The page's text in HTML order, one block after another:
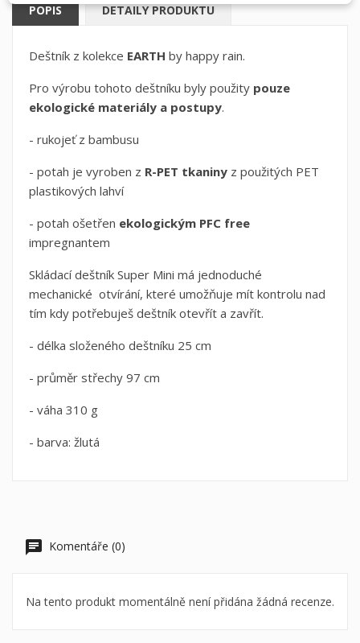
POPIS DETAILY PRODUKTU
Deštník z kolekce EARTH by happy rain.
Pro výrobu tohoto deštníku byly použity pouze
ekologické materiály a postupy.
- rukojeť z bambusu
- potah je vyroben z R-PET tkaniny z použitých PET
plastikových lahví
- potah ošetřen ekologickým PFC free
impregnantem
Skládací deštník Super Mini má jednoduché
mechanické otvírání, které umožňuje mít kontrolu nad
tím kdy potřebuješ deštník otevřít a zavřít.
- délka složeného deštníku 25 cm
- průměr střechy 97 cm
- váha 310 g
- barva: žlutá
Komentáře (0)
Na tento produkt momentálně není přidána žádná recenze.